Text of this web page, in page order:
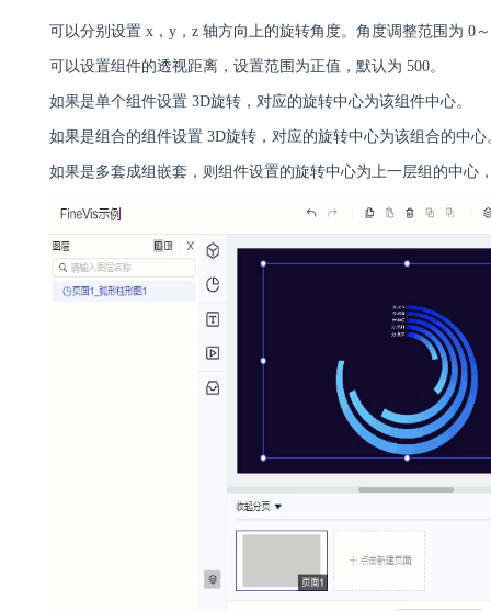
可以分别设置 x，y，z 轴方向上的旋转角度。角度调整范围为 0
可以设置组件的透视距离，设置范围为正值，默认为 500。
如果是单个组件设置 3D旋转，对应的旋转中心为该组件中心。
如果是组合的组件设置 3D旋转，对应的旋转中心为该组合的中心
如果是多套成组嵌套，则组件设置的旋转中心为上一层组的中心